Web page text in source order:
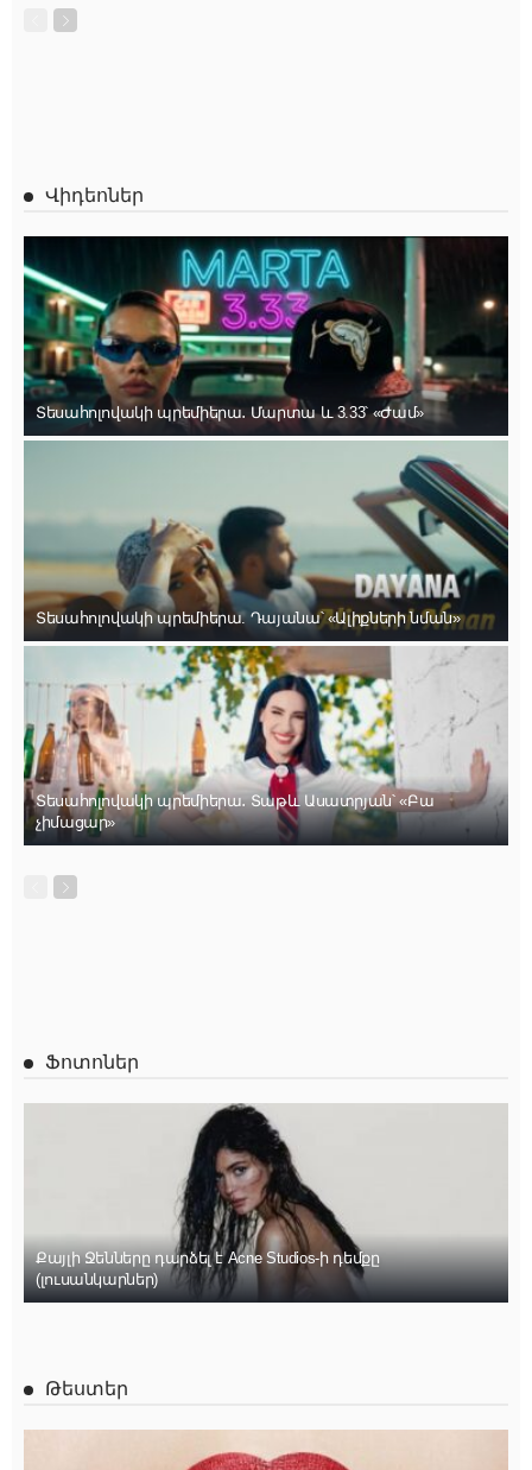
Վիդեոներ
Տեսահոլովակի պրեմիերա․ Մարտա և 3.33՝ «Ժամ»
Տեսահոլովակի պրեմիերա. Դայանա՝ «Ալիքների նման»
Տեսահոլովակի պրեմիերա․ Տաթև Ասատրյան՝ «Բա
չիմացար»
Ֆոտոներ
Քայլի Ջենները դարձել է Acne Studios-ի դեմքը
(լուսանկարներ)
Թեստեր